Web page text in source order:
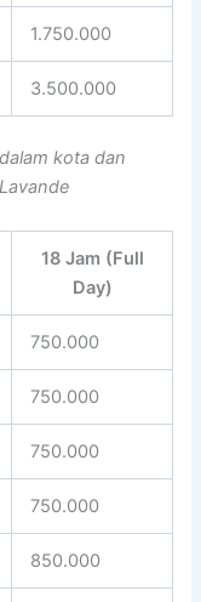
1.750.000
3.500.000
kota dan
18 Jam (Full
Day)
750.000
750.000
750.000
750.000
850.000